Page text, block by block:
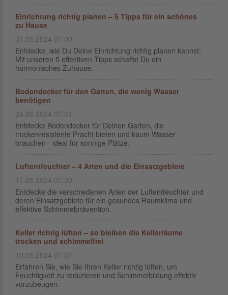
Einrichtung richtig planen – 5 Tipps für ein schönes
zu Hause
31.05.2024 07:00
Entdecke, wie Du Deine Einrichtung richtig planen kannst:
Mit unseren 5 effektiven Tipps schaffst Du ein
harmonisches Zuhause.
Bodendecker für den Garten, die wenig Wasser
benötigen
24.05.2024 07:01
Entdecke Bodendecker für Deinen Garten, die
trockenresistente Pracht bieten und kaum Wasser
brauchen - ideal für sonnige Plätze.
Luftentfeuchter – 4 Arten und die Einsatzgebiete
17.05.2024 07:00
Entdecke die verschiedenen Arten der Luftentfeuchter und
deren Einsatzgebiete für ein gesundes Raumklima und
effektive Schimmelprävention.
Keller richtig lüften – so bleiben die Kellerräume
trocken und schimmelfrei
10.05.2024 07:07
Erfahren Sie, wie Sie Ihren Keller richtig lüften, um
Feuchtigkeit zu reduzieren und Schimmelbildung effektiv
vorzubeugen.